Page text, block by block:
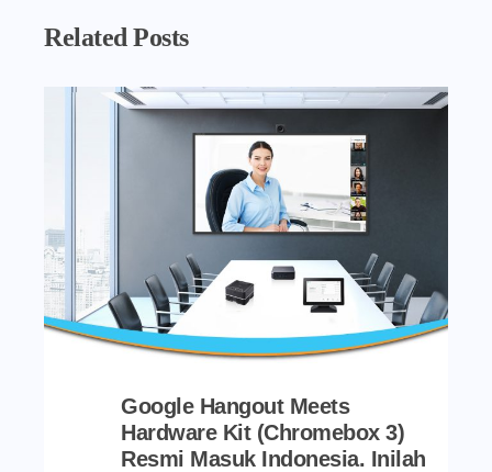
Related Posts
Google Hangout Meets
Hardware Kit (Chromebox 3)
Resmi Masuk Indonesia. Inilah